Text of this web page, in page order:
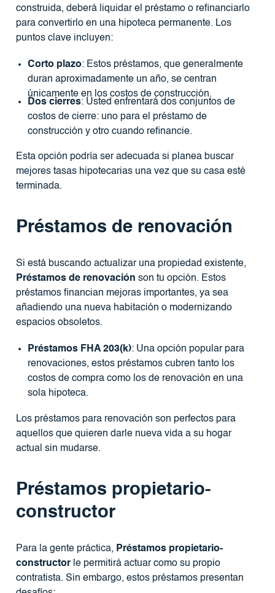
construida, deberá liquidar el préstamo o refinanciarlo
para convertirlo en una hipoteca permanente. Los
puntos clave incluyen:
Corto plazo: Estos préstamos, que generalmente
duran aproximadamente un año, se centran
únicamente en los costos de construcción.
Dos cierres: Usted enfrentará dos conjuntos de
costos de cierre: uno para el préstamo de
construcción y otro cuando refinancie.
Esta opción podría ser adecuada si planea buscar
mejores tasas hipotecarias una vez que su casa esté
terminada.
Préstamos de renovación
Si está buscando actualizar una propiedad existente,
Préstamos de renovación son tu opción. Estos
préstamos financian mejoras importantes, ya sea
añadiendo una nueva habitación o modernizando
espacios obsoletos.
Préstamos FHA 203(k): Una opción popular para
renovaciones, estos préstamos cubren tanto los
costos de compra como los de renovación en una
sola hipoteca.
Los préstamos para renovación son perfectos para
aquellos que quieren darle nueva vida a su hogar
actual sin mudarse.
Préstamos propietario-
constructor
Para la gente práctica, Préstamos propietario-
constructorle permitirá actuar como su propio
contratista. Sin embargo, estos préstamos presentan